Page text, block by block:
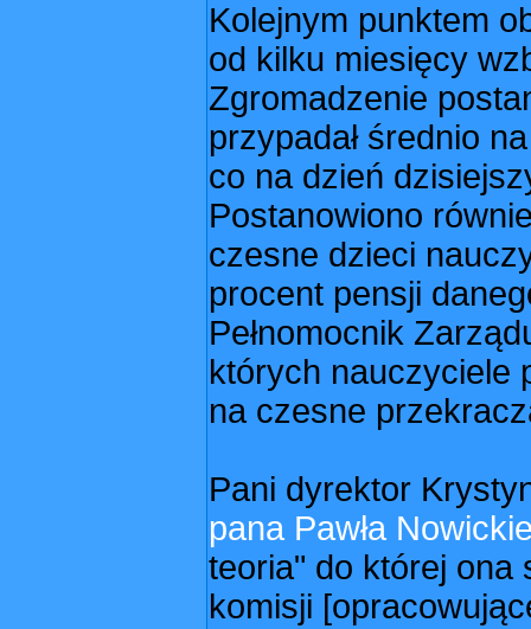
Kolejnym punktem
od kilku miesięcy
Zgromadzenie
przypadał średnio
co na dzień
Postanowiono
czesne dzieci
procent pensji
Pełnomocnik
których nauczyciele
na czesne
Pani dyrektor
pana Pawła
teoria" do której ona
komisji